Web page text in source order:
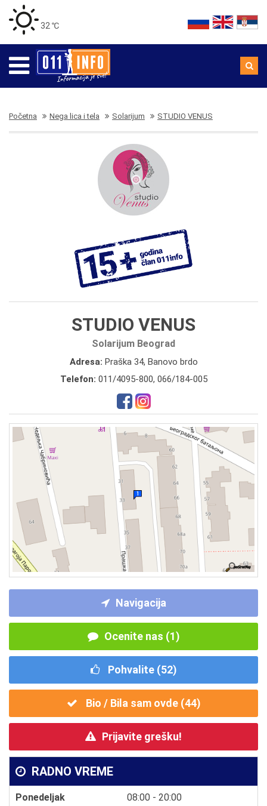
32 ℃
Početna Nega lica i tela Solarijum STUDIO VENUS
STUDIO VENUS
Solarijum Beograd
Adresa: Praška 34, Banovo brdo
Telefon: 011/4095-800, 066/184-005
Navigacija
Ocenite nas (1)
Pohvalite (52)
Bio / Bila sam ovde (44)
Prijavite grešku!
RADNO VREME
Ponedeljak
08:00 - 20:00